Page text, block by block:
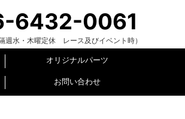
6432-0061
週水・木曜定休 レース及びイベント時）
オリジナルパーツ
お問い合わせ